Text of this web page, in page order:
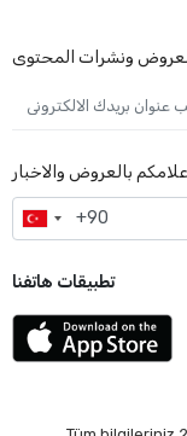
ونشرات المحتوى
بالعروض والاخبار
تطبيقات هاتفنا